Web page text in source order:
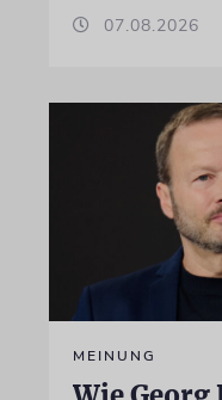
07.08.2026
MEINUNG